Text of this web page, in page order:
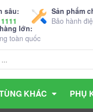
sâu:
Sản phẩm
Bảo hành
lớn:
toàn quốc
KHÁC PHỤ